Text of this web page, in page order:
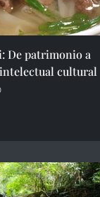
De patrimonio a
cultural